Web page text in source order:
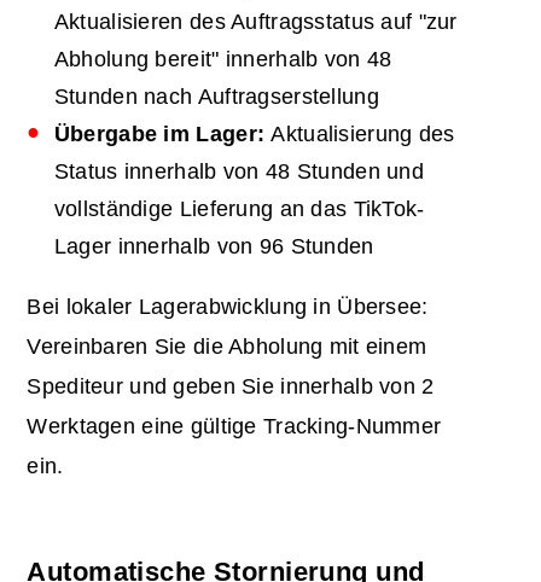
Aktualisieren des Auftragsstatus auf "zur
Abholung bereit" innerhalb von 48
Stunden nach Auftragserstellung
Übergabe im Lager:Aktualisierung des
Status innerhalb von 48 Stunden und
vollständige Lieferung an das TikTok-
Lager innerhalb von 96 Stunden
Bei lokaler Lagerabwicklung in Übersee:
Vereinbaren Sie die Abholung mit einem
Spediteur und geben Sie innerhalb von 2
Werktagen eine gültige Tracking-Nummer
ein.
Automatische Stornierung und